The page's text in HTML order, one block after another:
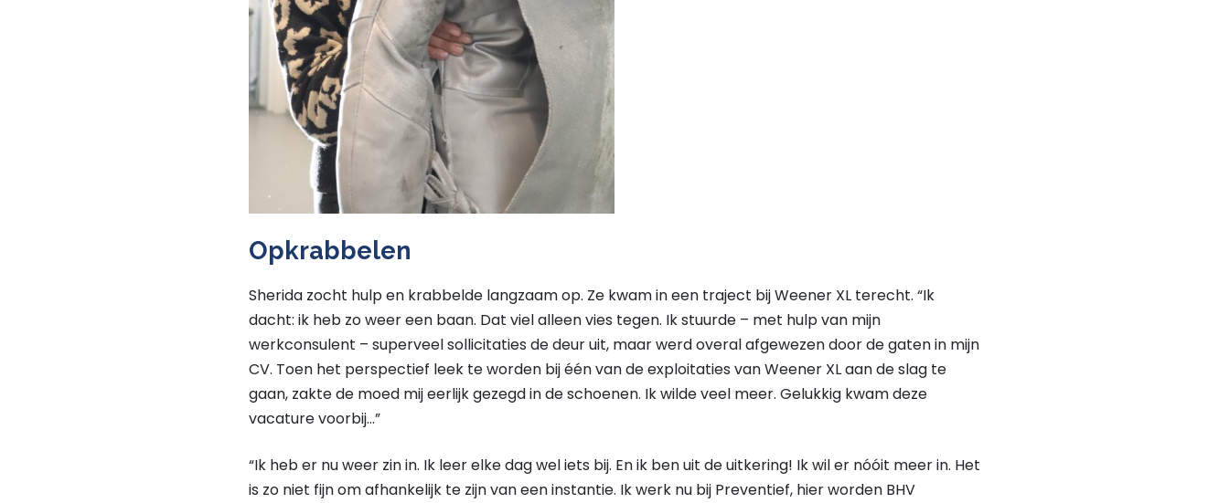
Opkrabbelen
Sherida zocht hulp en krabbelde langzaam op. Ze kwam in een traject bij Weener XL terecht. “Ik
dacht: ik heb zo weer een baan. Dat viel alleen vies tegen. Ik stuurde – met hulp van mijn
werkconsulent – superveel sollicitaties de deur uit, maar werd overal afgewezen door de gaten in mijn
CV. Toen het perspectief leek te worden bij één van de exploitaties van Weener XL aan de slag te
gaan, zakte de moed mij eerlijk gezegd in de schoenen. Ik wilde veel meer. Gelukkig kwam deze
vacature voorbij…”
“Ik heb er nu weer zin in. Ik leer elke dag wel iets bij. En ik ben uit de uitkering! Ik wil er nóóit meer in. Het
is zo niet fijn om afhankelijk te zijn van een instantie. Ik werk nu bij Preventief, hier worden BHV